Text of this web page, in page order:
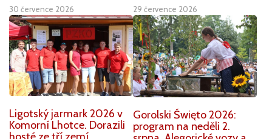
30 července 2026 29 července 2026
Ligotský jarmark 2026 v
Komorní Lhotce. Dorazili
Gorolski Święto 2026:
program na neděli 2.